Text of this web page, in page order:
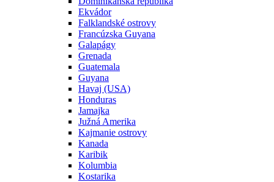
Ekvádor
Falklandské ostrovy
Francúzska Guyana
Galapágy
Grenada
Guatemala
Guyana
Havaj (USA)
Honduras
Jamajka
Južná Amerika
Kajmanie ostrovy
Kanada
Karibik
Kolumbia
Kostarika